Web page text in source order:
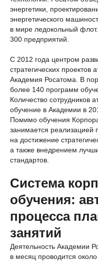
энергетики,
энергетического
в мире ледокольный
300 предприятий.
С 2012 года центром
стратегических проектов
Академия Росатома. В
более 140 программ
Количество сотрудников
обучение в Академии в
Помимо обучения
занимается реализацией
на достижение
а также внедрением
стандартов.
Система
обучения:
процесса
занятий
Деятельность Академии
в месяц проводится